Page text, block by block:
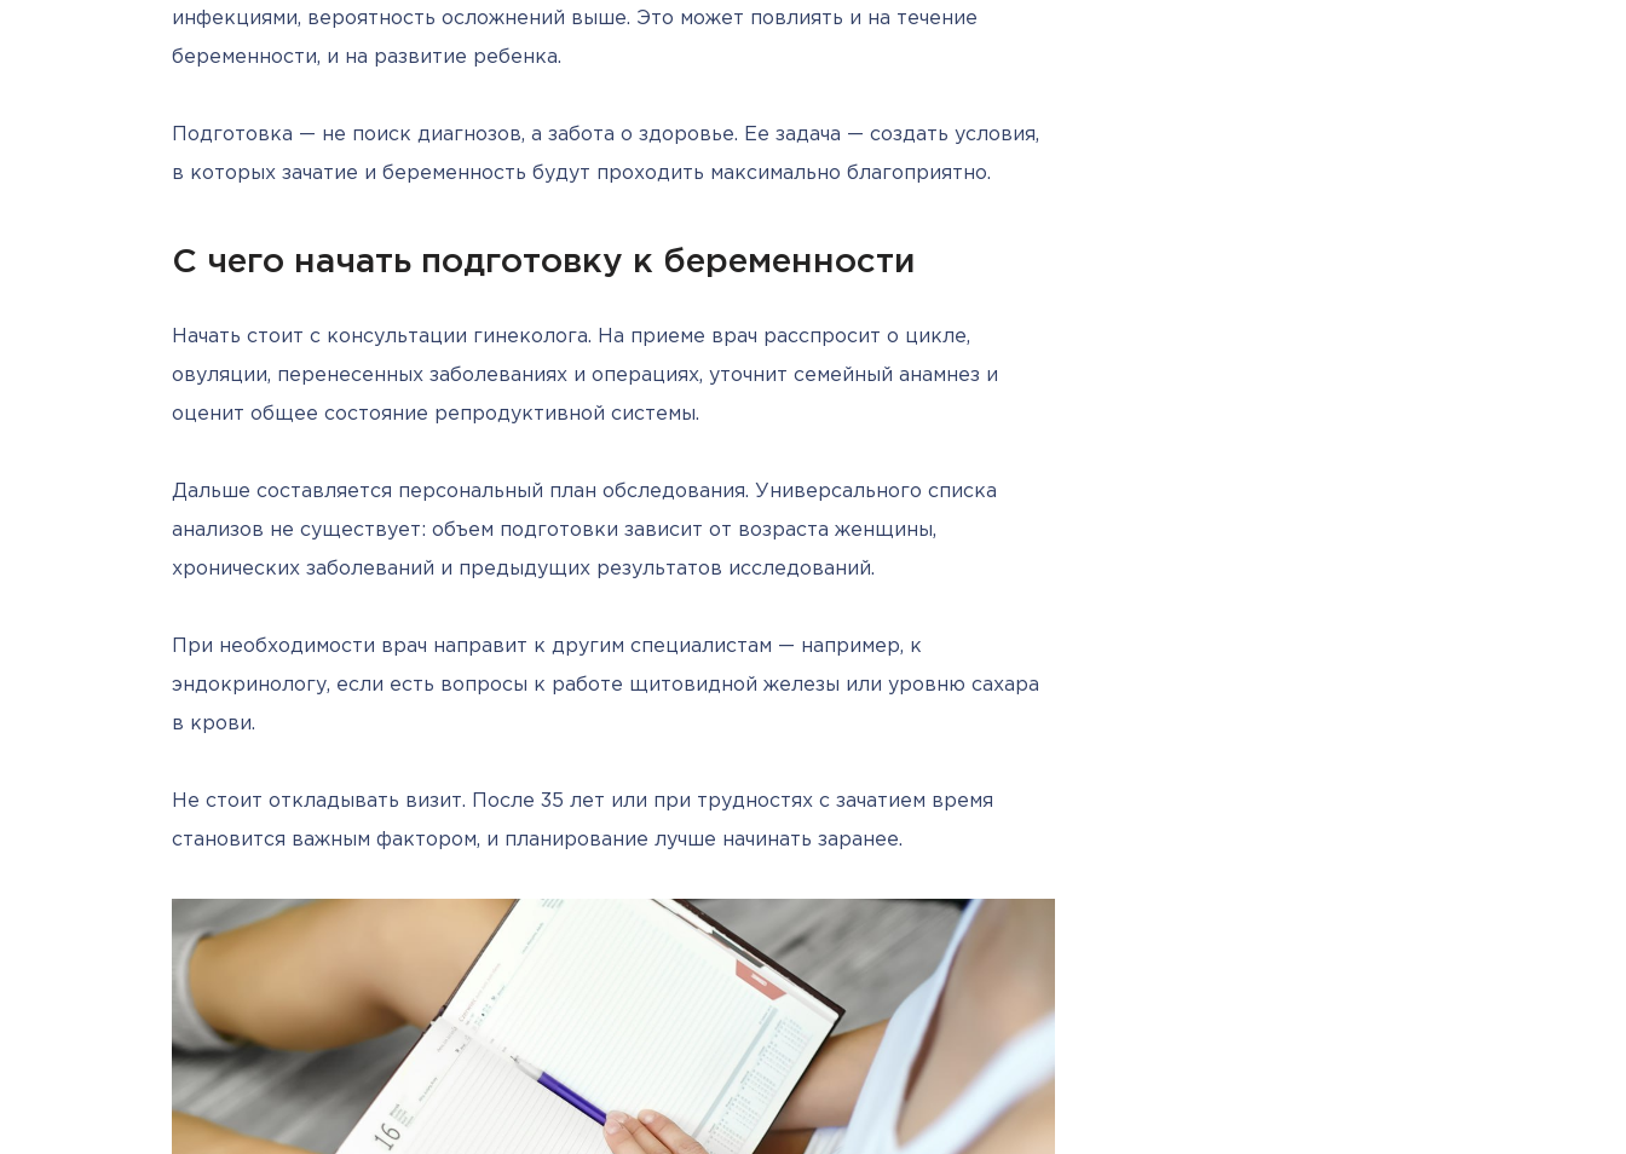
инфекциями, вероятность осложнений выше. Это может повлиять и на течение
беременности, и на развитие ребенка.
Подготовка — не поиск диагнозов, а забота о здоровье. Ее задача — создать условия,
в которых зачатие и беременность будут проходить максимально благоприятно.
С чего начать подготовку к беременности
Начать стоит с консультации гинеколога. На приеме врач расспросит о цикле,
овуляции, перенесенных заболеваниях и операциях, уточнит семейный анамнез и
оценит общее состояние репродуктивной системы.
Дальше составляется персональный план обследования. Универсального списка
анализов не существует: объем подготовки зависит от возраста женщины,
хронических заболеваний и предыдущих результатов исследований.
При необходимости врач направит к другим специалистам — например, к
эндокринологу, если есть вопросы к работе щитовидной железы или уровню сахара
в крови.
Не стоит откладывать визит. После 35 лет или при трудностях с зачатием время
становится важным фактором, и планирование лучше начинать заранее.